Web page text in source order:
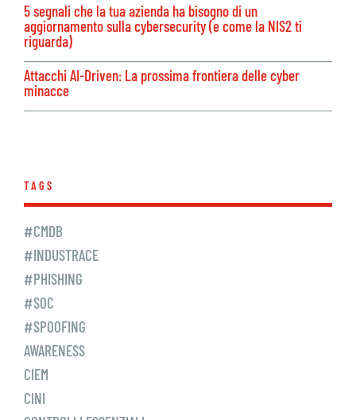
5 segnali che la tua azienda ha bisogno di un
aggiornamento sulla cybersecurity (e come la NIS2 ti
riguarda)
Attacchi AI-Driven: La prossima frontiera delle cyber
minacce
TAGS
#CMDB
#INDUSTRACE
#PHISHING
#SOC
#SPOOFING
AWARENESS
CIEM
CINI